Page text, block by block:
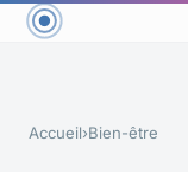
Accueil›Bien-être